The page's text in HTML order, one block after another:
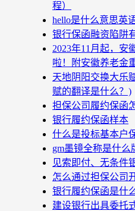
程）
hello是什么意思英
银行保函融资陷阱
2023年11月起，安
啦！附安徽养老金
天地阴阳交换大乐
赋的翻译是什么？)
担保公司履约保函
银行履约保函样本
什么是投标基本户
gm墨镜全称是什么
见索即付、无条件
怎么通过担保公司
银行履约保函是什
建设银行出具委托